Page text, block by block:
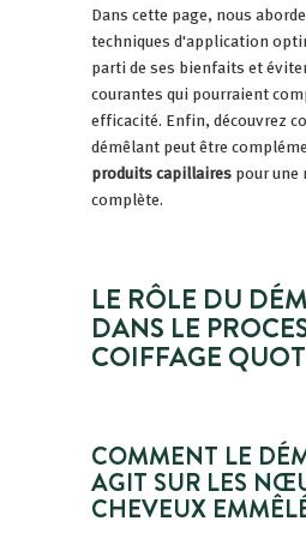
Dans cette page, nous
techniques d'application
parti de ses bienfaits et
courantes qui pourraient
efficacité. Enfin, découvrez
démêlant peut être
produits capillairespour une
complète.
LE RÔLE DU
DANS LE
COIFFAGE
COMMENT LE
AGIT SUR LES
CHEVEUX